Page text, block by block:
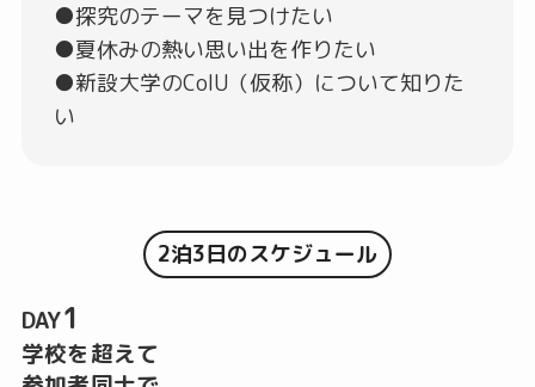
●探究のテーマを見つけたい
●夏休みの熱い思い出を作りたい
●新設大学のCoIU（仮称）について知りた
い
2泊3日のスケジュール
DAY1
学校を超えて